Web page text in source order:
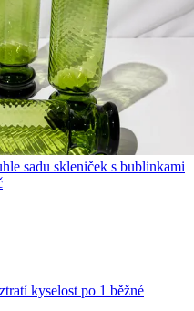
sadu skleniček s bublinkami
kyselost po 1 běžné